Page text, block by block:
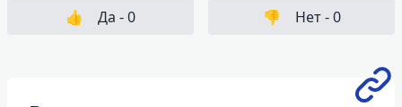
👍 Да -0 👎 Нет -0